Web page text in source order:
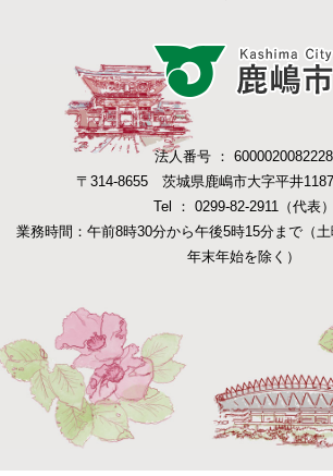
法人番号 ： 6000020082228
〒314-8655 茨城県鹿嶋市大字平井
Tel ： 0299-82-2911（代表）
業務時間：午前8時30分から午後5時15分まで（
年末年始を除く）